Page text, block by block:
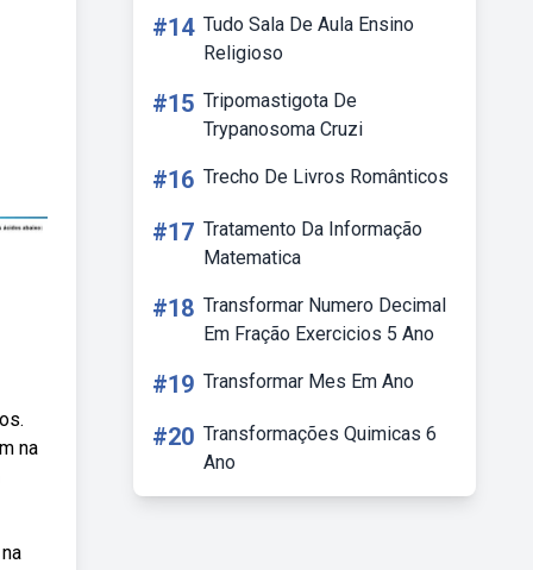
na
#14 Tudo Sala De Aula Ensino
Religioso
#15 Tripomastigota De
Trypanosoma Cruzi
#16 Trecho De Livros Românticos
#17 Tratamento Da Informação
Matematica
#18 Transformar Numero Decimal
Em Fração Exercicios 5 Ano
#19 Transformar Mes Em Ano
#20 Transformações Quimicas 6
Ano